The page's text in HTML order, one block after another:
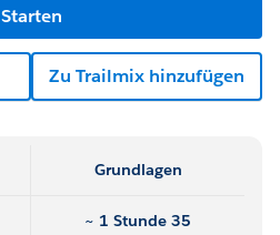
Starten
Zu Trailmix hinzufügen
Grundlagen
~ 1 Stunde 35